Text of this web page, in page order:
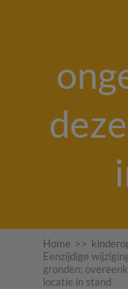
Home >>
Eenzijdige
gronden;
locatie in stand